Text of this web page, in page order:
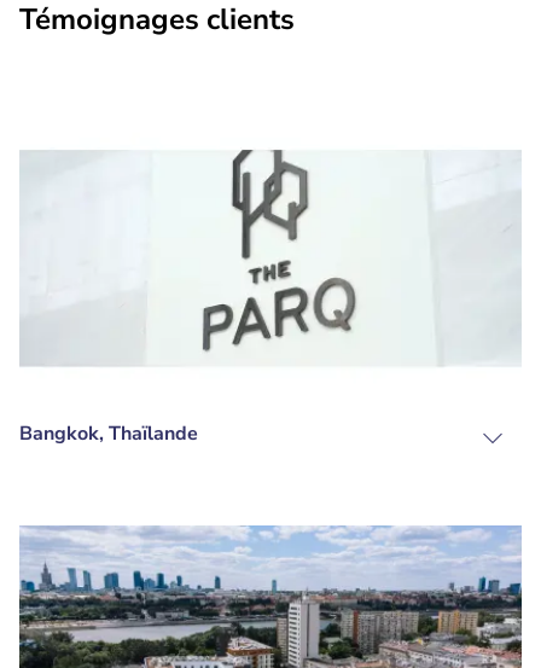
Témoignages clients
Bangkok, Thaïlande